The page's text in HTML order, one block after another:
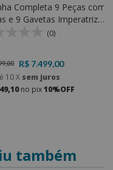
Completa 9 Peças com 9
e 9 Gavetas Imperatriz
MDF - Nesher
(0)
R$ 7.499,00
10X sem juros
no pix10%OFF
também